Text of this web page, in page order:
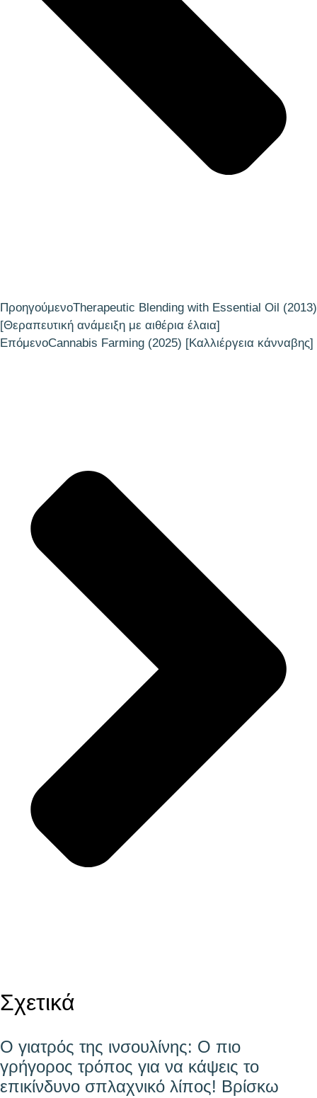
ΠροηγούμενοTherapeutic Blending with Essential Oil (2013)
[Θεραπευτική ανάμειξη με αιθέρια έλαια]
ΕπόμενοCannabis Farming (2025) [Καλλιέργεια κάνναβης]
Σχετικά
Ο γιατρός της ινσουλίνης: Ο πιο
γρήγορος τρόπος για να κάψεις το
επικίνδυνο σπλαχνικό λίπος! Βρίσκω